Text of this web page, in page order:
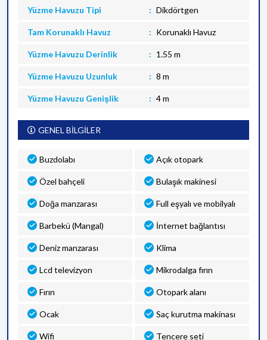
Yüzme Havuzu Tipi Dikdörtgen
Tam Korunaklı Havuz Korunaklı Havuz
Yüzme Havuzu Derinlik 1.55 m
Yüzme Havuzu Uzunluk 8 m
Yüzme Havuzu Genişlik 4 m
GENEL BİLGİLER
Buzdolabı Açık otopark
Özel bahçeli Bulaşık makinesi
Doğa manzarası Full eşyalı ve mobilyalı
Barbekü (Mangal) İnternet bağlantısı
Deniz manzarası Klima
Lcd televizyon Mikrodalga fırın
Fırın Otopark alanı
Ocak Saç kurutma makinası
Wifi Tencere seti